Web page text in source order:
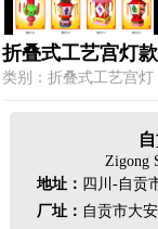
折叠式工艺宫灯
类别：折叠式工艺宫灯
Zigong
地址： 四川-自贡
厂址： 自贡市大